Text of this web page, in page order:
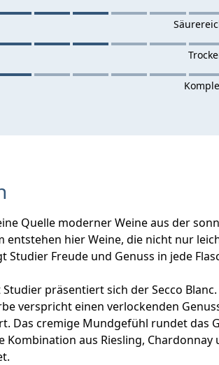
Quelle moderner Weine aus der
entstehen hier Weine, die nicht nur
Freude und Genuss in jede
präsentiert sich der Secco
verspricht einen verlockenden
Das cremige Mundgefühl rundet das
Kombination aus Riesling,